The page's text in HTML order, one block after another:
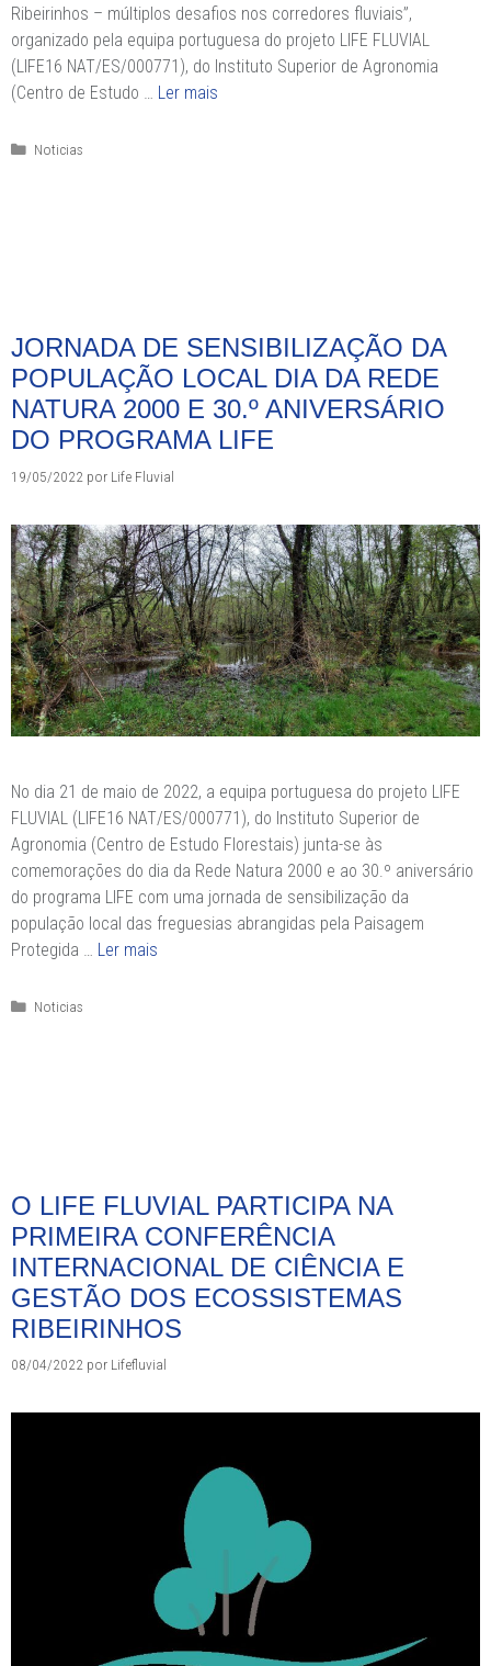
Ribeirinhos – múltiplos desafios nos corredores fluviais”,
organizado pela equipa portuguesa do projeto LIFE FLUVIAL
(LIFE16 NAT/ES/000771), do Instituto Superior de Agronomia
(Centro de Estudo … Ler mais
Categorias
Noticias
JORNADA DE SENSIBILIZAÇÃO DA
POPULAÇÃO LOCAL DIA DA REDE
NATURA 2000 E 30.º ANIVERSÁRIO
DO PROGRAMA LIFE
19/05/2022 por Life Fluvial
No dia 21 de maio de 2022, a equipa portuguesa do projeto LIFE
FLUVIAL (LIFE16 NAT/ES/000771), do Instituto Superior de
Agronomia (Centro de Estudo Florestais) junta-se às
comemorações do dia da Rede Natura 2000 e ao 30.º aniversário
do programa LIFE com uma jornada de sensibilização da
população local das freguesias abrangidas pela Paisagem
Protegida … Ler mais
Categorias
Noticias
O LIFE FLUVIAL PARTICIPA NA
PRIMEIRA CONFERÊNCIA
INTERNACIONAL DE CIÊNCIA E
GESTÃO DOS ECOSSISTEMAS
RIBEIRINHOS
08/04/2022 por Lifefluvial